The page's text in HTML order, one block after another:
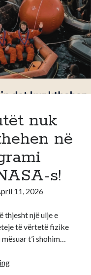
jep
frymën
e
fundit
në
ambulancë
nuk
në
s!
11, 2026
thjesht një ulje e
të vërtetë fizike
t’i shohim…
Pse